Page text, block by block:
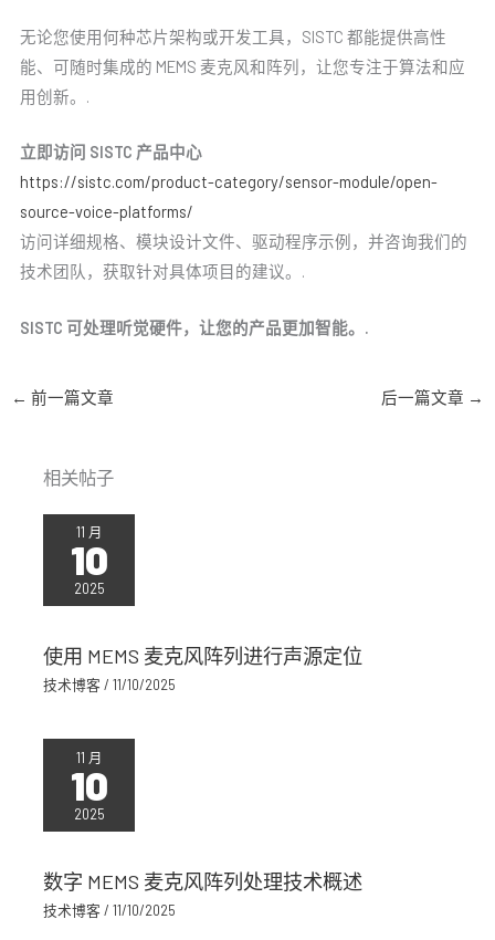
无论您使用何种芯片架构或开发工具，SISTC 都能提供高性
能、可随时集成的 MEMS 麦克风和阵列，让您专注于算法和应
用创新。.
立即访问 SISTC 产品中心
https://sistc.com/product-category/sensor-module/open-
source-voice-platforms/
访问详细规格、模块设计文件、驱动程序示例，并咨询我们的
技术团队，获取针对具体项目的建议。.
SISTC 可处理听觉硬件，让您的产品更加智能。.
← 前一篇文章 后一篇文章 →
相关帖子
11 月
10
2025
使用 MEMS 麦克风阵列进行声源定位
技术博客 /11/10/2025
11 月
10
2025
数字 MEMS 麦克风阵列处理技术概述
技术博客 /11/10/2025